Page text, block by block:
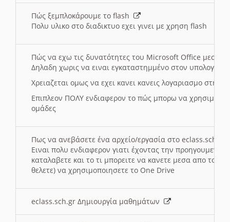
Πώς ξεμπλοκάρουμε το flash
Πολυ υλικο στο διαδικτυο εχει γινει με χρηση flash
Πώς να εχω τις δυνατότητες του Microsoft Office μεσω
Δηλαδη χωρις να ειναι εγκαταστημμένο στον
Χρειαζεται ομως να εχει κανει κανεις λογαριασμο στη
Επιπλεον ΠΟΛΥ ενδιαφερον το πώς μπορω να
ομάδες
Πως να ανεβάσετε ένα αρχείο/εργασία στο eclass.sch.gr
Ειναι πολυ ενδιαφερον γιατι έχοντας την
καταλαβετε και το τι μπορειτε να κανετε μεσα απο το
θελετε) να χρησιμοποιησετε το One Drive
eclass.sch.gr Δημιουργία μαθημάτων